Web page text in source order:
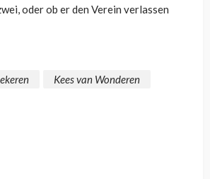
oder ob er den Verein verlassen
Kees van Wonderen